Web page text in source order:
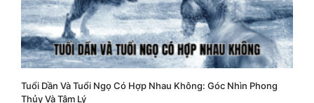
Tuổi Dần Và Tuổi Ngọ Có Hợp Nhau Không: Góc Nhìn Phong
Thủy Và Tâm Lý